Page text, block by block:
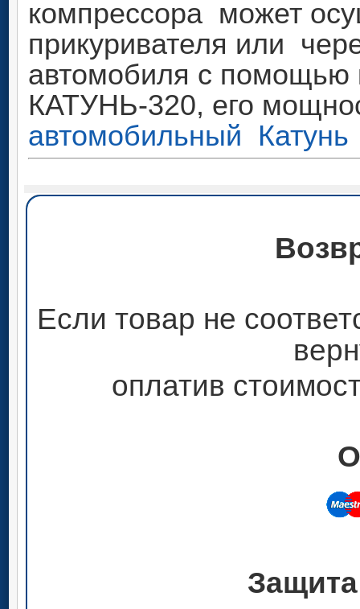
компрессора может
прикуривателя или
автомобиля с помощью
КАТУНЬ-320, его
автомобильный Катунь
Если товар не
оплатив